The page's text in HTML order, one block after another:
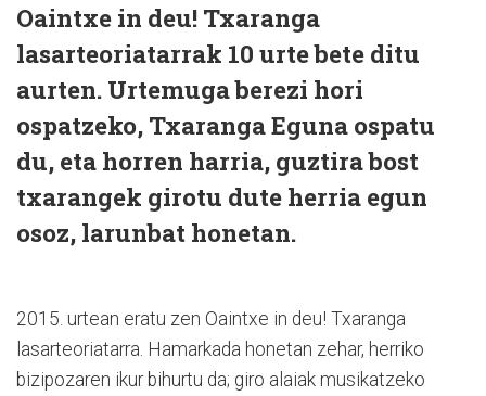
Oaintxe in deu! Txaranga
lasarteoriatarrak 10 urte bete ditu
aurten. Urtemuga berezi hori
ospatzeko, Txaranga Eguna ospatu
du, eta horren harria, guztira bost
txarangek girotu dute herria egun
osoz, larunbat honetan.
2015. urtean eratu zen Oaintxe in deu! Txaranga
lasarteoriatarra. Hamarkada honetan zehar, herriko
bizipozaren ikur bihurtu da; giro alaiak musikatzeko